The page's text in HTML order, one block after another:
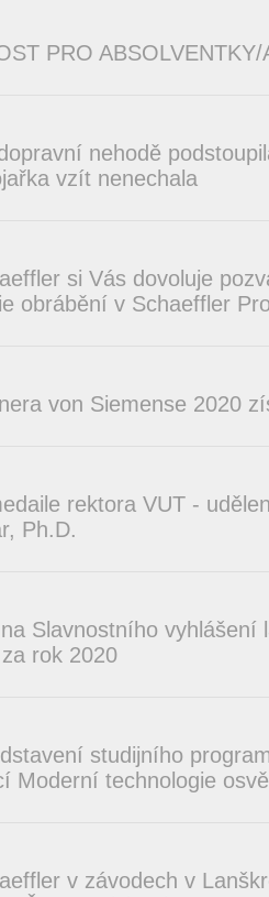
PRO ABSOLVENTKY/
nehodě
vzít nenechala
si Vás dovoluje
obrábění v Schaeffler
von Siemense 2020
rektora VUT -
Ph.D.
Slavnostního vyhlášení
rok 2020
studijního
Moderní technologie
v závodech v